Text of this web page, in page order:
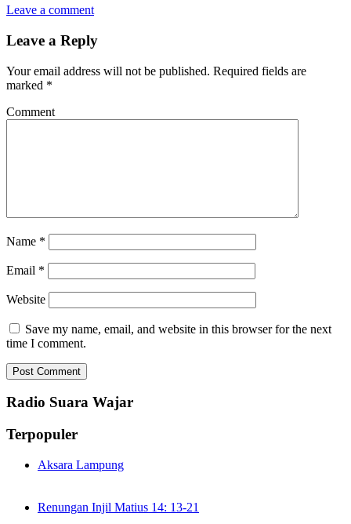
Leave a comment
Leave a Reply
Your email address will not be published. Required fields are
marked *
Comment
Name *
Email *
Website
Save my name, email, and website in this browser for the next
time I comment.
Radio Suara Wajar
Terpopuler
Aksara Lampung
Renungan Injil Matius 14: 13-21